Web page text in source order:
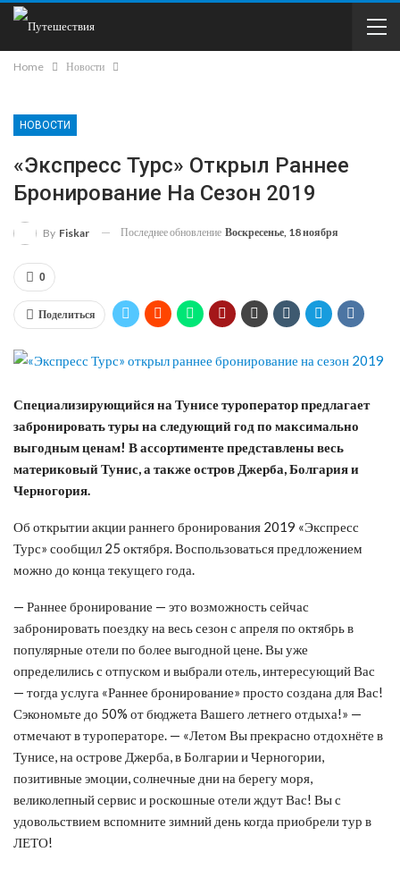
Home Новости
НОВОСТИ
«Экспресс Турс» Открыл Раннее
Бронирование На Сезон 2019
By Fiskar Последнее обновление Воскресенье, 18 ноября
0
Поделиться
Специализирующийся на Тунисе туроператор предлагает
забронировать туры на следующий год по максимально
выгодным ценам! В ассортименте представлены весь
материковый Тунис, а также остров Джерба, Болгария и
Черногория.
Об открытии акции раннего бронирования 2019 «Экспресс
Турс» сообщил 25 октября. Воспользоваться предложением
можно до конца текущего года.
— Раннее бронирование — это возможность сейчас
забронировать поездку на весь сезон с апреля по октябрь в
популярные отели по более выгодной цене. Вы уже
определились с отпуском и выбрали отель, интересующий Вас
— тогда услуга «Раннее бронирование» просто создана для Вас!
Сэкономьте до 50% от бюджета Вашего летнего отдыха!» —
отмечают в туроператоре. — «Летом Вы прекрасно отдохнёте в
Тунисе, на острове Джерба, в Болгарии и Черногории,
позитивные эмоции, солнечные дни на берегу моря,
великолепный сервис и роскошные отели ждут Вас! Вы с
удовольствием вспомните зимний день когда приобрели тур в
ЛЕТО!